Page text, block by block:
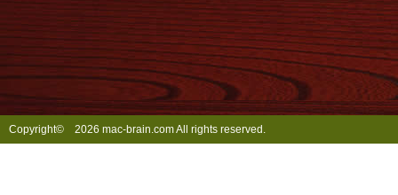
Copyright© 2026 mac-brain.com All rights reserved.